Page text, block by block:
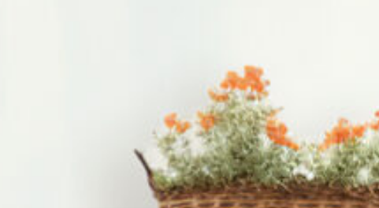
戶外探索 Outside
主題書籍